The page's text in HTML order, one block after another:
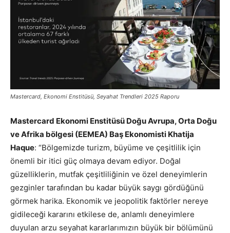
Mastercard, Ekonomi Enstitüsü, Seyahat Trendleri 2025 Raporu
Mastercard Ekonomi Enstitüsü Doğu Avrupa, Orta Doğu
ve Afrika bölgesi (EEMEA) Baş Ekonomisti Khatija
Haque: “Bölgemizde turizm, büyüme ve çeşitlilik için
önemli bir itici güç olmaya devam ediyor. Doğal
güzelliklerin, mutfak çeşitliliğinin ve özel deneyimlerin
gezginler tarafından bu kadar büyük saygı gördüğünü
görmek harika. Ekonomik ve jeopolitik faktörler nereye
gidileceği kararını etkilese de, anlamlı deneyimlere
duyulan arzu seyahat kararlarımızın büyük bir bölümünü